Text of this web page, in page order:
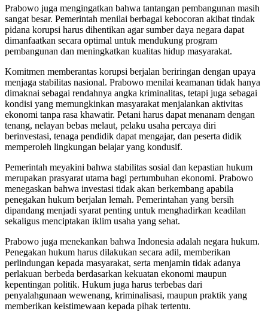
Prabowo juga mengingatkan bahwa tantangan pembangunan masih
sangat besar. Pemerintah menilai berbagai kebocoran akibat tindak
pidana korupsi harus dihentikan agar sumber daya negara dapat
dimanfaatkan secara optimal untuk mendukung program
pembangunan dan meningkatkan kualitas hidup masyarakat.
Komitmen memberantas korupsi berjalan beriringan dengan upaya
menjaga stabilitas nasional. Prabowo menilai keamanan tidak hanya
dimaknai sebagai rendahnya angka kriminalitas, tetapi juga sebagai
kondisi yang memungkinkan masyarakat menjalankan aktivitas
ekonomi tanpa rasa khawatir. Petani harus dapat menanam dengan
tenang, nelayan bebas melaut, pelaku usaha percaya diri
berinvestasi, tenaga pendidik dapat mengajar, dan peserta didik
memperoleh lingkungan belajar yang kondusif.
Pemerintah meyakini bahwa stabilitas sosial dan kepastian hukum
merupakan prasyarat utama bagi pertumbuhan ekonomi. Prabowo
menegaskan bahwa investasi tidak akan berkembang apabila
penegakan hukum berjalan lemah. Pemerintahan yang bersih
dipandang menjadi syarat penting untuk menghadirkan keadilan
sekaligus menciptakan iklim usaha yang sehat.
Prabowo juga menekankan bahwa Indonesia adalah negara hukum.
Penegakan hukum harus dilakukan secara adil, memberikan
perlindungan kepada masyarakat, serta menjamin tidak adanya
perlakuan berbeda berdasarkan kekuatan ekonomi maupun
kepentingan politik. Hukum juga harus terbebas dari
penyalahgunaan wewenang, kriminalisasi, maupun praktik yang
memberikan keistimewaan kepada pihak tertentu.